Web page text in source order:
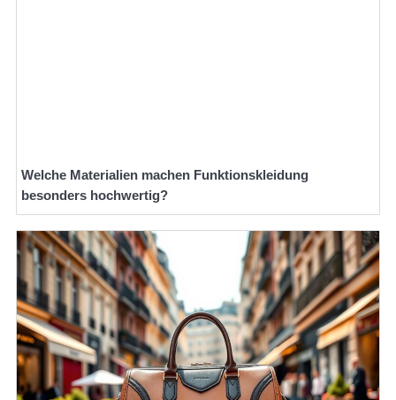
Welche Materialien machen Funktionskleidung
besonders hochwertig?